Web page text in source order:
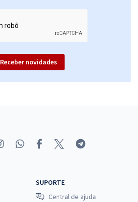
Receber novidades
SUPORTE
Central de ajuda